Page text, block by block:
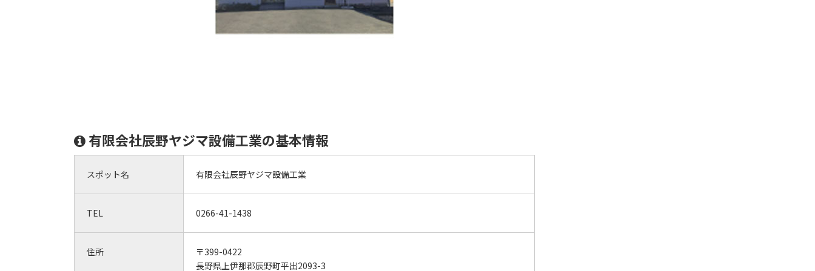
有限会社辰野ヤジマ設備工業の基本情報
スポット名 有限会社辰野ヤジマ設備工業
TEL 0266-41-1438
住所
〒399-0422
長野県上伊那郡辰野町平出2093-3